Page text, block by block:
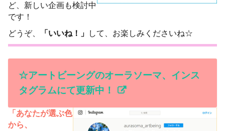
ど、新しい企画も検討中
です！
どうぞ、
「いいね！」 して、お楽しみくださいね☆
☆アートビーングのオーラソーマ、インス
タグラムにて更新中！
「あなたが選ぶ色
から、